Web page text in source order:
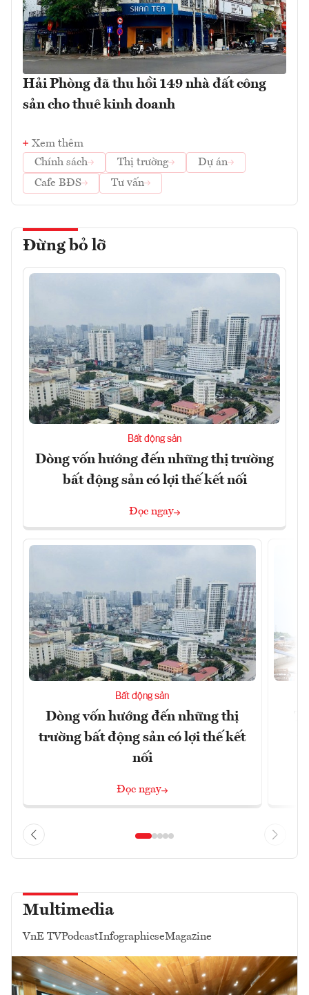
Hải Phòng đã thu hồi 149 nhà đất công
sản cho thuê kinh doanh
Xem thêm
Chính sách
Thị trường
Dự án
Cafe BĐS
Tư vấn
Đừng bỏ lỡ
Bất động sản
Dòng vốn hướng đến những thị trường
bất động sản có lợi thế kết nối
Đọc ngay
Bất động sản
Dòng vốn hướng đến những thị
trường bất động sản có lợi thế kết
nối
Đọc ngay
Multimedia
VnE TVPodcastInfographicseMagazine